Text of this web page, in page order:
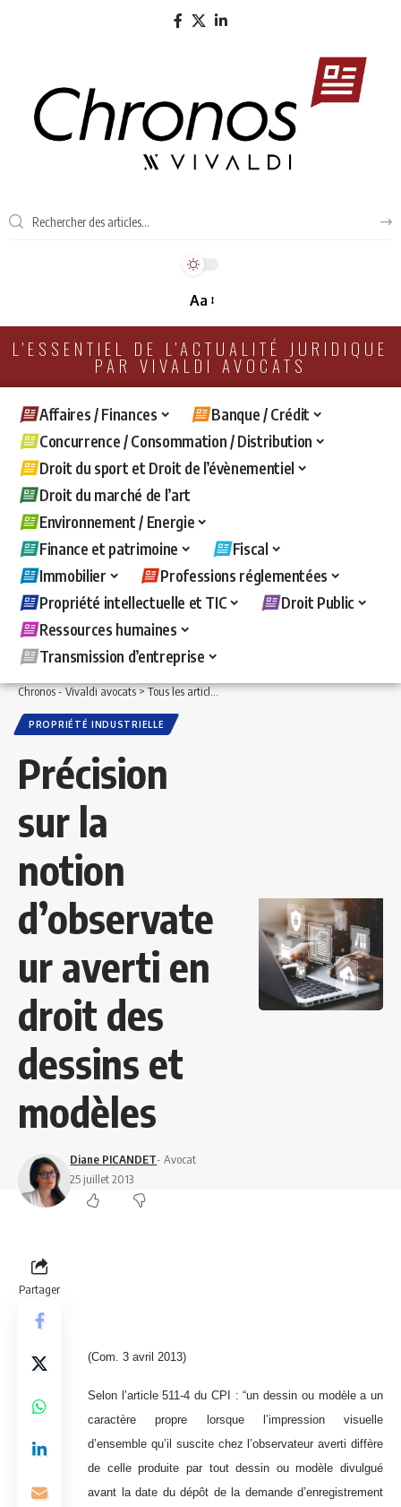
Aa
L'ESSENTIEL DE L'ACTUALITÉ JURIDIQUE
PAR VIVALDI AVOCATS
Affaires / Finances
Banque / Crédit
Concurrence / Consommation / Distribution
Droit du sport et Droit de l’évènementiel
Droit du marché de l’art
Environnement / Energie
Finance et patrimoine
Fiscal
Immobilier
Professions réglementées
Propriété intellectuelle et TIC
Droit Public
Ressources humaines
Transmission d’entreprise
Chronos - Vivaldi avocats>Tous les articles >Propriété intellectuelle et TIC>
PROPRIÉTÉ INDUSTRIELLE
Précision
sur la
notion
d’observate
ur averti en
droit des
dessins et
modèles
Diane PICANDET- Avocat
25 juillet 2013
Partager
(Com. 3 avril 2013)
Selon l’article 511-4 du CPI :“un dessin ou modèle a un
caractère propre lorsque l’impression visuelle
d’ensemble qu’il suscite chez l’observateur averti diffère
de celle produite par tout dessin ou modèle divulgué
avant la date du dépôt de la demande d’enregistrement